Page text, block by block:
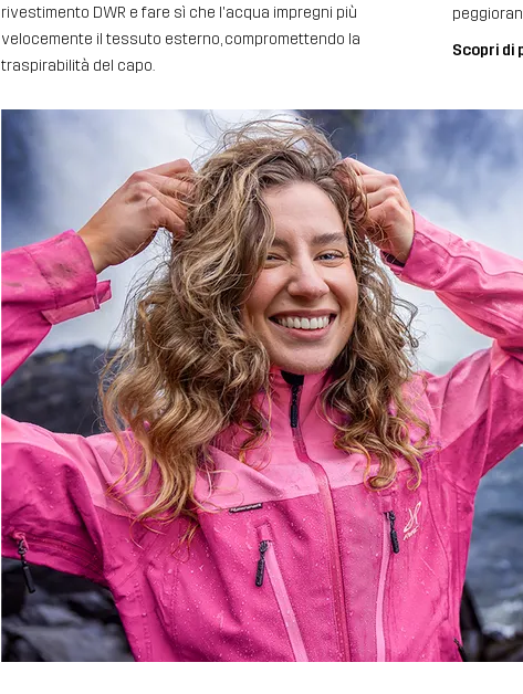
rivestimento DWR e fare sì che l'acqua impregni più
velocemente il tessuto esterno, compromettendo la
traspirabilità del capo.
Scopri di